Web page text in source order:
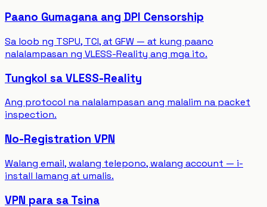
Paano Gumagana ang DPI Censorship
Sa loob ng TSPU, TCI, at GFW — at kung paano
nalalampasan ng VLESS-Reality ang mga ito.
Tungkol sa VLESS-Reality
Ang protocol na nalalampasan ang malalim na packet
inspection.
No-Registration VPN
Walang email, walang telepono, walang account — i-
install lamang at umalis.
VPN para sa Tsina